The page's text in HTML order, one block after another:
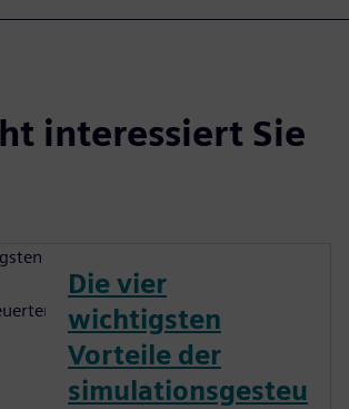
interessiert Sie
Die vier
wichtigsten
Vorteile der
simulationsgesteu